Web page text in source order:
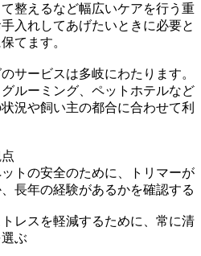
整えるなど幅広いケアを行う重
入れしてあげたいときに必要と
てます。
サービスは多岐にわたります。
ルーミング、ペットホテルなど
況や飼い主の都合に合わせて利
トの安全のために、トリマーが
長年の経験があるかを確認する
レスを軽減するために、常に清
ぶ